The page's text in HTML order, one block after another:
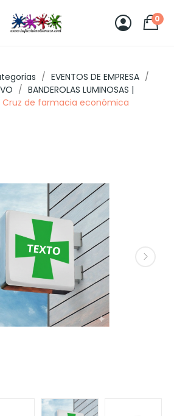
0
EVENTOS DE EMPRESA
BANDEROLAS LUMINOSAS |
Cruz de farmacia económica